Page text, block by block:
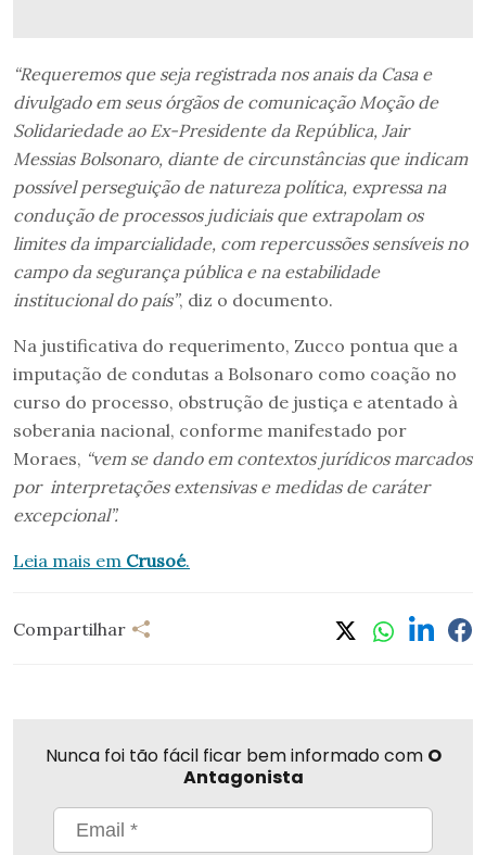
“Requeremos que seja registrada nos anais da Casa e
divulgado em seus órgãos de comunicação Moção de
Solidariedade ao Ex-Presidente da República, Jair
Messias Bolsonaro, diante de circunstâncias que indicam
possível perseguição de natureza política, expressa na
condução de processos judiciais que extrapolam os
limites da imparcialidade, com repercussões sensíveis no
campo da segurança pública e na estabilidade
institucional do país”, diz o documento.
Na justificativa do requerimento, Zucco pontua que a
imputação de condutas a Bolsonaro como coação no
curso do processo, obstrução de justiça e atentado à
soberania nacional, conforme manifestado por
Moraes, “vem se dando em contextos jurídicos marcados
por interpretações extensivas e medidas de caráter
excepcional”.
Leia mais em Crusoé.
Compartilhar
Nunca foi tão fácil ficar bem informado com O
Antagonista